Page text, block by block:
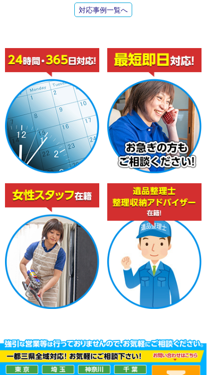
対応事例一覧へ